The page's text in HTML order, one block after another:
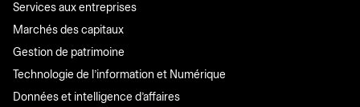
Services aux entreprises
Marchés des capitaux
Gestion de patrimoine
Technologie de l'information et Numérique
Données et intelligence d'affaires